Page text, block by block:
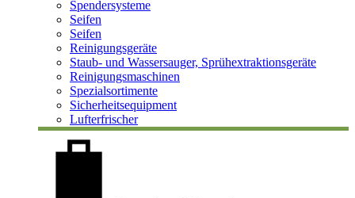
Spendersysteme
Seifen
Seifen
Reinigungsgeräte
Staub- und Wassersauger, Sprühextraktionsgeräte
Reinigungsmaschinen
Spezialsortimente
Sicherheitsequipment
Lufterfrischer